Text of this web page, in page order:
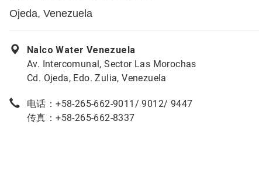
Ojeda, Venezuela
Nalco Water Venezuela
Av. Intercomunal, Sector Las Morochas
Cd. Ojeda, Edo. Zulia, Venezuela
电话：+58-265-662-9011/ 9012/ 9447
传真：+58-265-662-8337